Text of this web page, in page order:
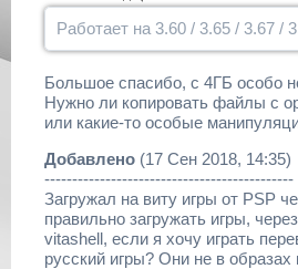
Работает на 3.60 / 3.65 / 3.67 /
Большое спасибо, с 4ГБ особо
Нужно ли копировать файлы с
или какие-то особые
Добавлено (17 Сен 2018, 14:35)
---------------------------------------------
Загружал на виту игры от PSP
правильно загружать игры,
vitashell, если я хочу играть
русский игры? Они не в образах